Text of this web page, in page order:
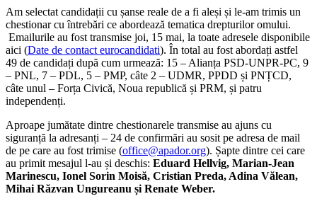
Am selectat candidații cu șanse reale de a fi aleși și le-am trimis un
chestionar cu întrebări ce abordează tematica drepturilor omului.
Emailurile au fost transmise joi, 15 mai, la toate adresele disponibile
aici (Date de contact eurocandidati). În total au fost abordați astfel
49 de candidați după cum urmează: 15 – Alianța PSD-UNPR-PC, 9
– PNL, 7 – PDL, 5 – PMP, câte 2 – UDMR, PPDD și PNȚCD,
câte unul – Forța Civică, Noua republică și PRM, și patru
independenți.
Aproape jumătate dintre chestionarele transmise au ajuns cu
siguranță la adresanți – 24 de confirmări au sosit pe adresa de mail
de pe care au fost trimise (office@apador.org). Șapte dintre cei care
au primit mesajul l-au și deschis: Eduard Hellvig, Marian-Jean
Marinescu, Ionel Sorin Moisă, Cristian Preda, Adina Vălean,
Mihai Răzvan Ungureanu și Renate Weber.